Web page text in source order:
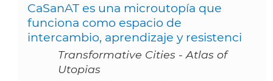
CaSanAT es una microutopía que
funciona como espacio de
intercambio, aprendizaje y resistenci
Transformative Cities - Atlas of
Utopias